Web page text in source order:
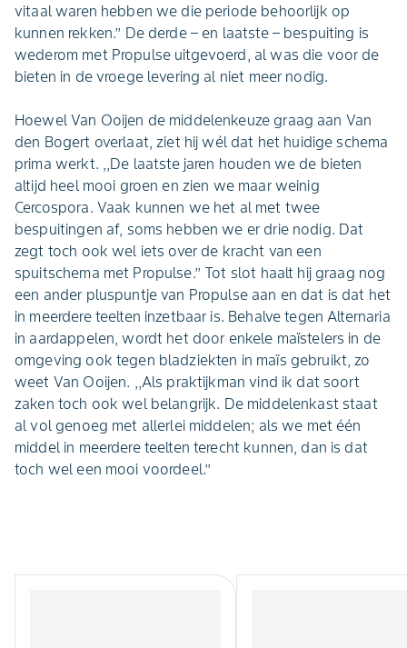
vitaal waren hebben we die periode behoorlijk op
kunnen rekken.’’ De derde – en laatste – bespuiting is
wederom met Propulse uitgevoerd, al was die voor de
bieten in de vroege levering al niet meer nodig.
Hoewel Van Ooijen de middelenkeuze graag aan Van
den Bogert overlaat, ziet hij wél dat het huidige schema
prima werkt. ,,De laatste jaren houden we de bieten
altijd heel mooi groen en zien we maar weinig
Cercospora. Vaak kunnen we het al met twee
bespuitingen af, soms hebben we er drie nodig. Dat
zegt toch ook wel iets over de kracht van een
spuitschema met Propulse.’’ Tot slot haalt hij graag nog
een ander pluspuntje van Propulse aan en dat is dat het
in meerdere teelten inzetbaar is. Behalve tegen Alternaria
in aardappelen, wordt het door enkele maïstelers in de
omgeving ook tegen bladziekten in maïs gebruikt, zo
weet Van Ooijen. ,,Als praktijkman vind ik dat soort
zaken toch ook wel belangrijk. De middelenkast staat
al vol genoeg met allerlei middelen; als we met één
middel in meerdere teelten terecht kunnen, dan is dat
toch wel een mooi voordeel.’’